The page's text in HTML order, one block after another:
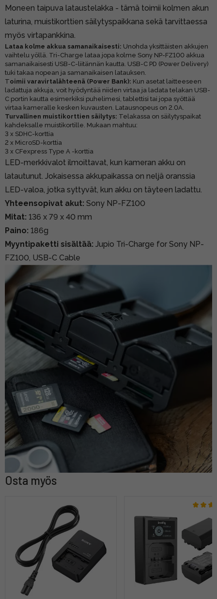
Moneen taipuva lataustelakka - tämä toimii kolmen akun
laturina, muistikorttien säilytyspaikkana sekä tarvittaessa
myös virtapankkina.
Lataa kolme akkua samanaikaisesti: Unohda yksittäisten akkujen
vaihtelu yöllä. Tri-Charge lataa jopa kolme Sony NP-FZ100 akkua
samanaikaisesti USB-C-liitännän kautta. USB-C PD (Power Delivery)
tuki takaa nopean ja samanaikaisen latauksen.
Toimii varavirtalähteenä (Power Bank): Kun asetat laitteeseen
ladattuja akkuja, voit hyödyntää niiden virtaa ja ladata telakan USB-
C portin kautta esimerkiksi puhelimesi, tablettisi tai jopa syöttää
virtaa kameralle kesken kuvausten. Latausnopeus on 2.0A.
Turvallinen muistikorttien säilytys: Telakassa on säilytyspaikat
kahdeksalle muistikortille. Mukaan mahtuu:
3 x SDHC-korttia
2 x MicroSD-korttia
3 x CFexpress Type A -korttia
LED-merkkivalot ilmoittavat, kun kameran akku on
latautunut. Jokaisessa akkupaikassa on neljä oranssia
LED-valoa, jotka syttyvät, kun akku on täyteen ladattu.
Yhteensopivat akut: Sony NP-FZ100
Mitat: 136 x 79 x 40 mm
Paino: 186g
Myyntipaketti sisältää: Jupio Tri-Charge for Sony NP-
FZ100, USB-C Cable
Osta myös